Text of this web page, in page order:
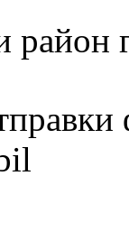
район